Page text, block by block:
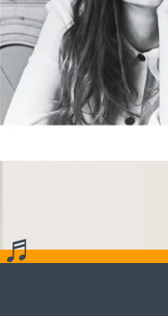
♬Alle Tracks abspielen